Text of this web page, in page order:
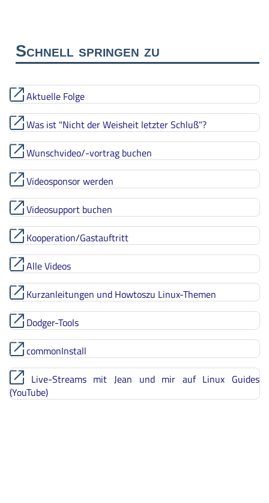
Schnell springen zu
Aktuelle Folge
Was ist "Nicht der Weisheit letzter Schluß"?
Wunschvideo/-vortrag buchen
Videosponsor werden
Videosupport buchen
Kooperation/Gastauftritt
Alle Videos
Kurzanleitungen und Howtoszu Linux-Themen
Dodger-Tools
commonInstall
Live-Streams mit Jean und mir auf Linux Guides
(YouTube)